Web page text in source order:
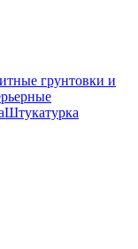
грунтовки и
Штукатурка